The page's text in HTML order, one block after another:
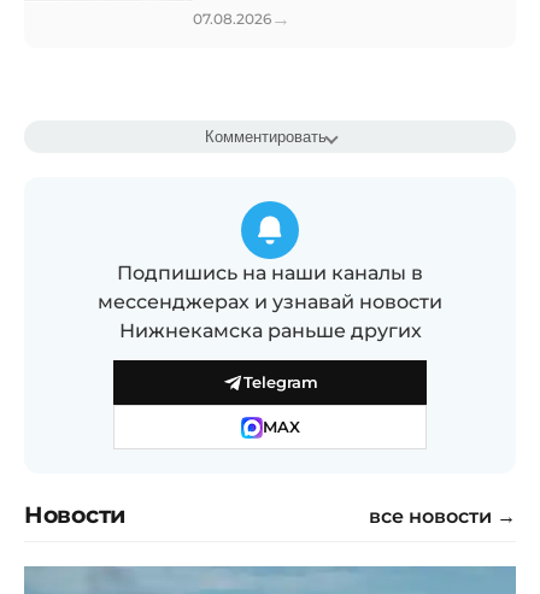
07.08.2026 →
Комментировать
Подпишись на наши каналы в
мессенджерах и узнавай новости
Нижнекамска раньше других
Telegram
MAX
Новости все новости →